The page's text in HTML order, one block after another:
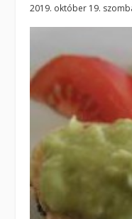
2019. október 19.